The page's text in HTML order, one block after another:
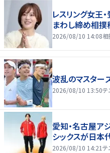
レスリング女王
まわし締め相
2026/08/10 14:08
波乱のマスター
2026/08/10 13:50テ
愛知・名古屋ア
シックスが日本
2026/08/10 14:21テ